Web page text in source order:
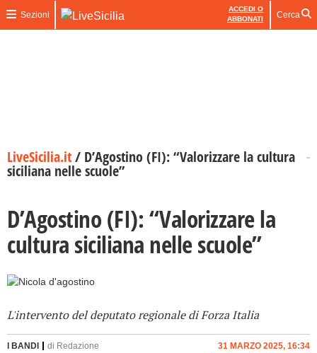
Sezioni
ACCEDI O
ABBONATI
Cerca
LiveSicilia.it/ D’Agostino (FI): “Valorizzare la cultura
siciliana nelle scuole”
D’Agostino (FI): “Valorizzare la
cultura siciliana nelle scuole”
L'intervento del deputato regionale di Forza Italia
I BANDI di Redazione 31 MARZO 2025, 16:34